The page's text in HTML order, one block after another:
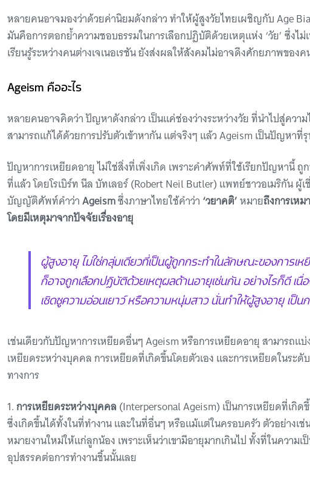
หลายคนอาจมองว่าด้วยค่านิยมดังกล่าว ทำให้ผู้สูงวัยไทยเผชิญกับ Age
มันคือการตอกย้ำความชอบธรรมในการเลือกปฏิบัติด้วยเหตุแห่ง ‘วัย’ ซึ่งไ
เรียนรู้ระหว่างคนต่างเจเนอเรชัน ยังส่งผลให้สังคมไม่อาจดึงศักยภาพของ
Ageism คืออะไร
หลายคนอาจคิดว่า ปัญหาดังกล่าว เป็นแค่ช่องว่างระหว่างวัย ที่นำไปสู่ความ
สามารถแก้ได้ด้วยการปรับตัวเข้าหากัน แต่จริงๆ แล้ว Ageism เป็นปัญหาที่
ปัญหาการเหยียดอายุ ไม่ใช่สิ่งที่เพิ่งเกิด เพราะคำศัพท์ที่ใช้เรียกปัญหานี้
ที่แล้ว โดยโรเบิร์ท นีล บัทเลอร์ (Robert Neil Butler) แพทย์ชาวอเมริกัน
บัญญัติศัพท์คำว่าAgeismซึ่งภาษาไทยใช้คำว่า ‘วยาคติ’หมายถึงการเห
โดยมีเหตุมาจากปัจจัยเรื่องอายุ
ผู้สูงอายุ ไม่ใช่กลุ่มเดียวที่เป็นผู้ถูกกระทำในลักษณะของการเห
ก็อาจถูกเลือกปฏิบัติด้วยเหตุผลด้านอายุเช่นกันอย่างไรก็ดี เ
เชิดชูความอ่อนเยาว์ หรือความหนุ่มสาว นั่นทำให้ผู้สูงอายุ เป็
เช่นเดียวกับปัญหาการเหยียดอื่นๆ Ageism หรือการเหยียดอายุ สามารถแ
เหยียดระหว่างบุคคล การเหยียดที่เกิดขึ้นโดยตัวเอง และการเหยียดในระ
ทางการ
1.การเหยียดระหว่างบุคคล (Interpersonal Ageism) เป็นการเหยียดที่เกิ
ซึ่งเกิดขึ้นได้ทั้งในที่ทำงาน และในที่อื่นๆ หรือแม้แต่ในครอบครัว ตัวอย่างเ
หมายงานใหม่ให้แก่ลูกน้อง เพราะเห็นว่าเขามีอายุมากเกินไป ทั้งที่ในความ
อุปสรรคต่อการทำงานชิ้นนั้นเลย